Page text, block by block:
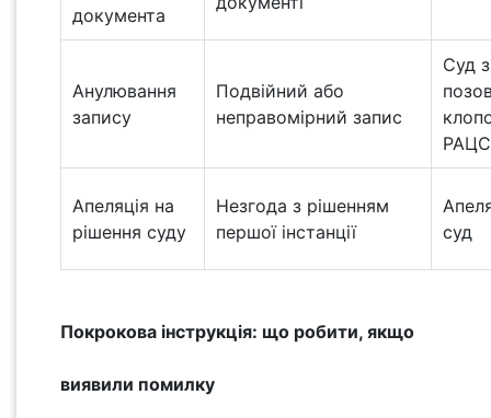
документа
Анулювання
запису
Подвійний або
неправомірний запис
Суд
РАЦС
Апеляція на
рішення суду
Незгода з рішенням
першої інстанції
суд
Покрокова інструкція: що робити, якщо
виявили помилку